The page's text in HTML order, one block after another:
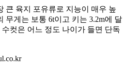
큰 육지 포유류로 지능이 매우 높
무게는 보통 6t이고 키는 3.2m에 달
컷은 어느 정도 나이가 들면 단독